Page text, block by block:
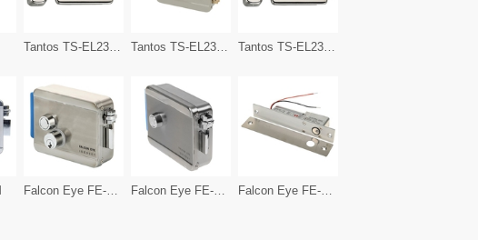
Tantos TS-EL2369SS Tantos TS-EL2369ST Tantos TS-EL2370SS
Falcon Eye FE-2369 Falcon Eye FE-2370 Falcon Eye FE-L100